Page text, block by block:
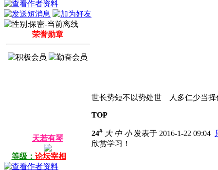
荣誉勋章
世长势短不以势处世 人多仁少当择
TOP
天若有琴
等级： 论坛宰相
24# 大 中 小发表于 2016-1-22 09:04
欣赏学习！